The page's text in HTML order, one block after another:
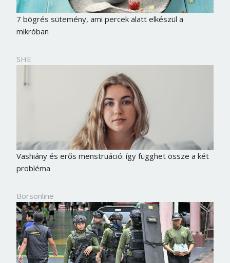
7 bögrés sütemény, ami percek alatt elkészül a
mikróban
SHE
Vashiány és erős menstruáció: így függhet össze a két
probléma
Borsonline
Jelszó